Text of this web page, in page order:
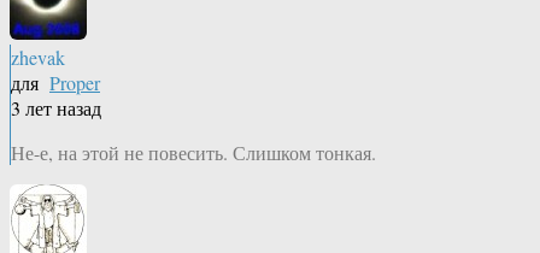
zhevak
для Proper
3 лет назад
Не-е, на этой не повесить. Слишком тонкая.